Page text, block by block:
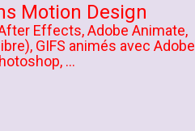
Motion Design
Effects, Adobe Animate,
GIFS animés avec Adobe
...